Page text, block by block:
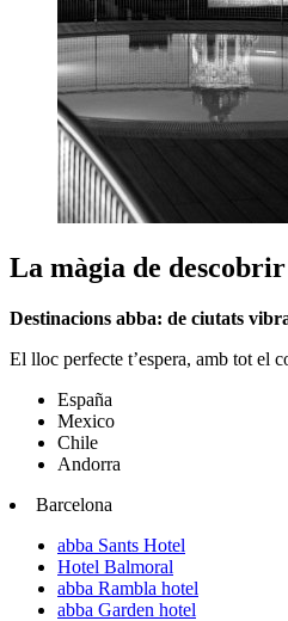
La màgia de
Destinacions abba: de ciutats
El lloc perfecte t’espera, amb tot el
España
Mexico
Chile
Andorra
Barcelona
abba Sants Hotel
Hotel Balmoral
abba Rambla hotel
abba Garden hotel